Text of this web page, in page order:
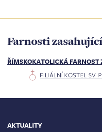
Farnosti
ŘÍMSKOKATOLICKÁ FARNOST
FILIÁLNÍ KOSTEL SV.
AKTUALITY